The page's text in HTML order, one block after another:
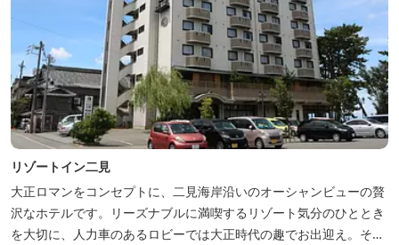
リゾートイン二見
大正ロマンをコンセプトに、二見海岸沿いのオーシャンビューの贅
沢なホテルです。リーズナブルに満喫するリゾート気分のひととき
を大切に、人力車のあるロビーでは大正時代の趣でお出迎え。そし